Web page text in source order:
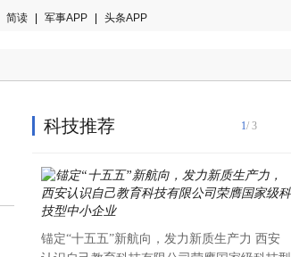
简读 军事APP 头条APP
科技推荐
锚定“十五五”新航向，发力新质生产力 西安
1/ 3